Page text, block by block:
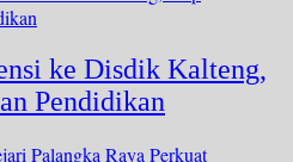
ke Disdik Kalteng,
Pendidikan